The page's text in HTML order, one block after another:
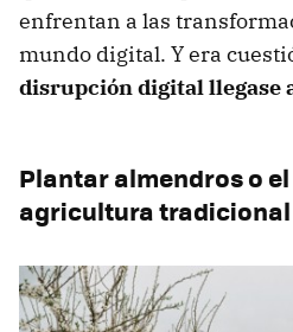
enfrentan a las
mundo digital. Y era
disrupción digital llegase
Plantar almendros o
agricultura tradicional